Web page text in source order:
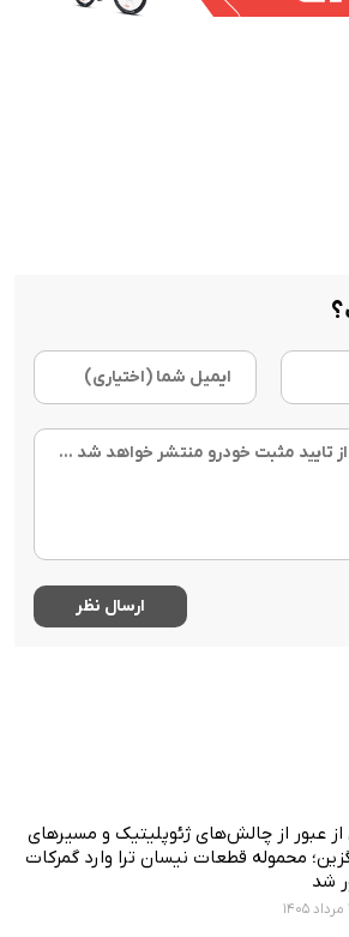
عبور از چالش‌های ژئوپلیتیک و مسیرهای
محموله قطعات نیسان ترا وارد گمرکات
شد